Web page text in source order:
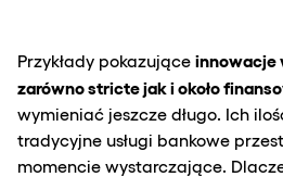
Przykłady pokazujące innowacje
zarówno stricte jak i około
wymieniać jeszcze długo. Ich
tradycyjne usługi bankowe
momencie wystarczające.